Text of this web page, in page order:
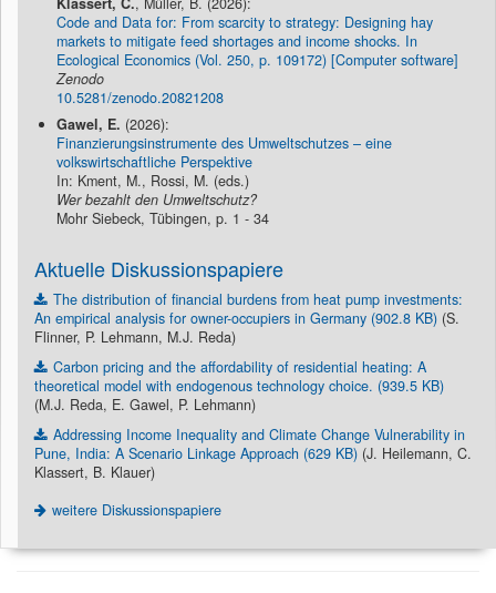
Code and Data for: From scarcity to strategy: Designing hay
markets to mitigate feed shortages and income shocks. In
Ecological Economics (Vol. 250, p. 109172) [Computer software]
Zenodo
10.5281/zenodo.20821208
Gawel, E. (2026):
Finanzierungsinstrumente des Umweltschutzes – eine
volkswirtschaftliche Perspektive
In: Kment, M., Rossi, M. (eds.)
Wer bezahlt den Umweltschutz?
Mohr Siebeck, Tübingen, p. 1 - 34
Aktuelle Diskussionspapiere
The distribution of financial burdens from heat pump investments:
An empirical analysis for owner-occupiers in Germany (902.8 KB) (S.
Flinner, P. Lehmann, M.J. Reda)
Carbon pricing and the affordability of residential heating: A
theoretical model with endogenous technology choice. (939.5 KB)
(M.J. Reda, E. Gawel, P. Lehmann)
Addressing Income Inequality and Climate Change Vulnerability in
Pune, India: A Scenario Linkage Approach (629 KB) (J. Heilemann, C.
Klassert, B. Klauer)
weitere Diskussionspapiere